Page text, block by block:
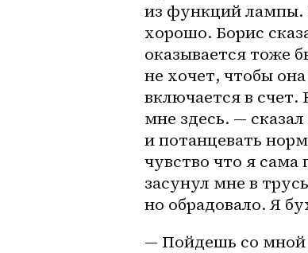
из функций лампы.
хорошо. Борис
оказывается тоже
не хочет, чтобы
включается в
мне здесь. —
и потанцевать
чувство что я
засунул мне в
но обрадовало. Я
— Пойдешь со мной